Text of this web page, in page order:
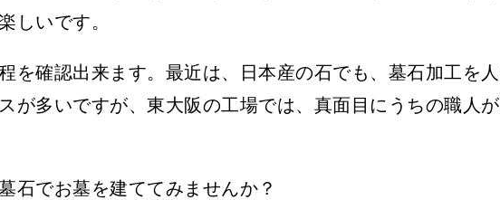
しいです。
を確認出来ます。最近は、日本産の石でも、墓石加工を
が多いですが、東大阪の工場では、真面目にうちの職人
石でお墓を建ててみませんか？